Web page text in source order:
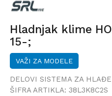
Hladnjak klime
15-;
VAŽI ZA MODELE
DELOVI SISTEMA ZA
ŠIFRA ARTIKLA: 38L3K8C2S